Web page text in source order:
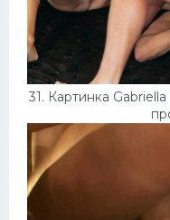
31. Картинка